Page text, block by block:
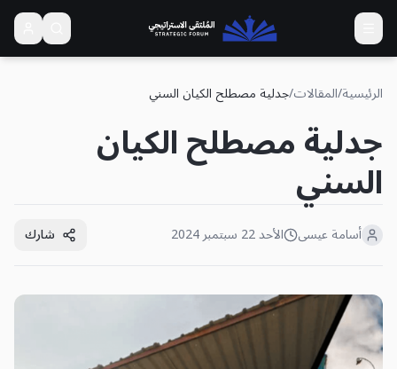
الرئيسية/المقالات/جدلية مصطلح الكيان السني
جدلية مصطلح الكيان
السني
أسامة عيسى الأحد 22 سبتمبر 2024 شارك